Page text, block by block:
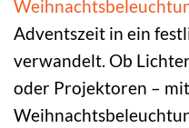
Adventszeit in ein
verwandelt. Ob
oder Projektoren –